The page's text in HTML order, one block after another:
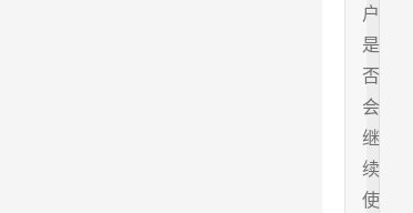
户
是
否
会
继
续
使